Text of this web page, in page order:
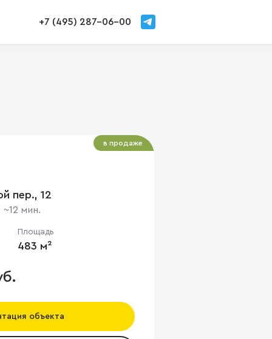
+7 (495) 287-06-00
пер., 12
~12 мин.
Площадь
483 м²
объекта
в продаже